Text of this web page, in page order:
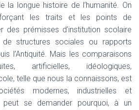
la longue histoire de l’humanité. On
les traits et les points de
des prémisses d’institution scolaire
structures sociales ou rapports
l’Antiquité. Mais les comparaisons
artificielles, idéologiques,
telle que nous la connaissons, est
modernes, industrielles et
peut se demander pourquoi, à un